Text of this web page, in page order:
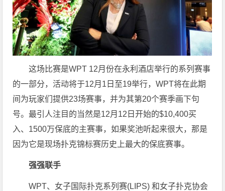
这场比赛是WPT 12月份在永利酒店举行的系列赛事
的一部分，活动将于12月1日至19举行，WPT将在此期
间为玩家们提供23场赛事，并为其第20个赛季画下句
号。最引人注目的当然是12月12日开始的$10,400买
入、1500万保底的主赛事，如果奖池听起来很大，那是
因为它是现场扑克锦标赛历史上最大的保底赛事。
强强联手
WPT、女子国际扑克系列赛(LIPS) 和女子扑克协会